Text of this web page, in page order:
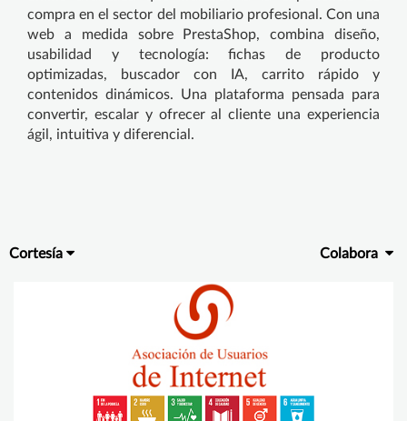
compra en el sector del mobiliario profesional. Con una
web a medida sobre PrestaShop, combina diseño,
usabilidad y tecnología: fichas de producto
optimizadas, buscador con IA, carrito rápido y
contenidos dinámicos. Una plataforma pensada para
convertir, escalar y ofrecer al cliente una experiencia
ágil, intuitiva y diferencial.
Cortesía Colabora